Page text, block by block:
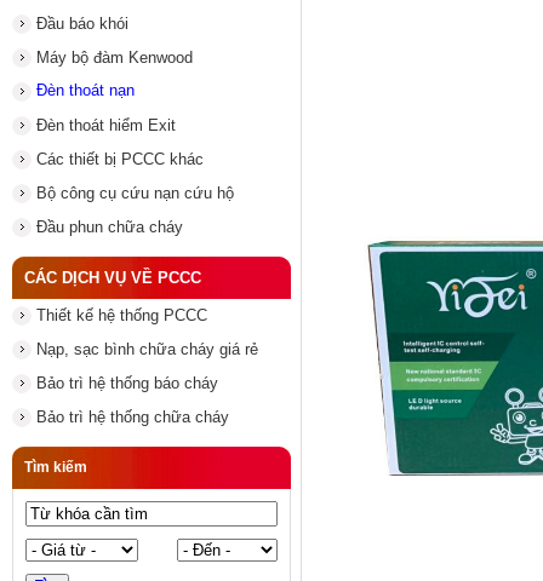
Đầu báo khói
Máy bộ đàm Kenwood
Đèn thoát nạn
Đèn thoát hiểm Exit
Các thiết bị PCCC khác
Bộ công cụ cứu nạn cứu hộ
Đầu phun chữa cháy
CÁC DỊCH VỤ VỀ PCCC
Thiết kế hệ thống PCCC
Nạp, sạc bình chữa cháy giá rẻ
Bảo trì hệ thống báo cháy
Bảo trì hệ thống chữa cháy
Tìm kiếm